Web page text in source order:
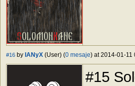
#16 by IANyX (User) (0 mesaje) at 2014-01-11
#15